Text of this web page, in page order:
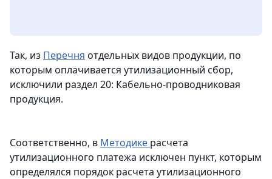
Так, из Перечня отдельных видов продукции, по
которым оплачивается утилизационный сбор,
исключили раздел 20: Кабельно-проводниковая
продукция.
Соответственно, в Методике расчета
утилизационного платежа исключен пункт, которым
определялся порядок расчета утилизационного